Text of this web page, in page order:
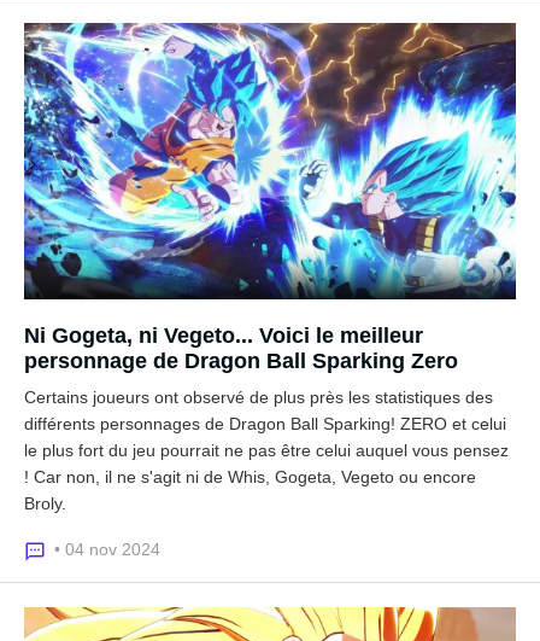
Ni Gogeta, ni Vegeto... Voici le meilleur
personnage de Dragon Ball Sparking Zero
Certains joueurs ont observé de plus près les statistiques des
différents personnages de Dragon Ball Sparking! ZERO et celui
le plus fort du jeu pourrait ne pas être celui auquel vous pensez
! Car non, il ne s'agit ni de Whis, Gogeta, Vegeto ou encore
Broly.
• 04 nov 2024